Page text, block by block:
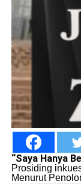
“Saya Hanya
Prosiding
Menurut